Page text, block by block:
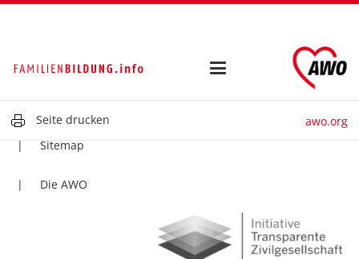
Seite drucken awo.org
Impressum
Sitemap
Die AWO